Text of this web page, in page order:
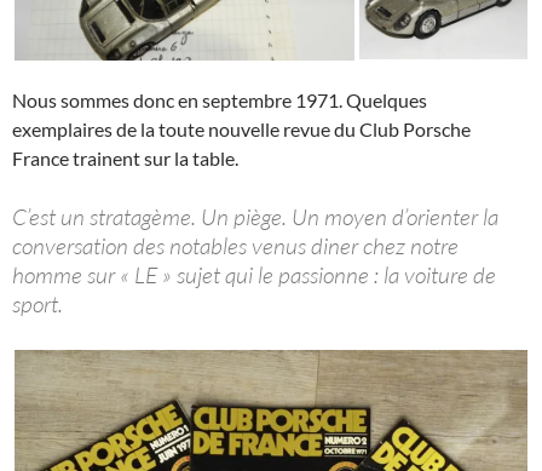
Nous sommes donc en septembre 1971. Quelques
exemplaires de la toute nouvelle revue du Club Porsche
France trainent sur la table.
C’est un stratagème. Un piège. Un moyen d’orienter la
conversation des notables venus diner chez notre
homme sur « LE » sujet qui le passionne : la voiture de
sport.